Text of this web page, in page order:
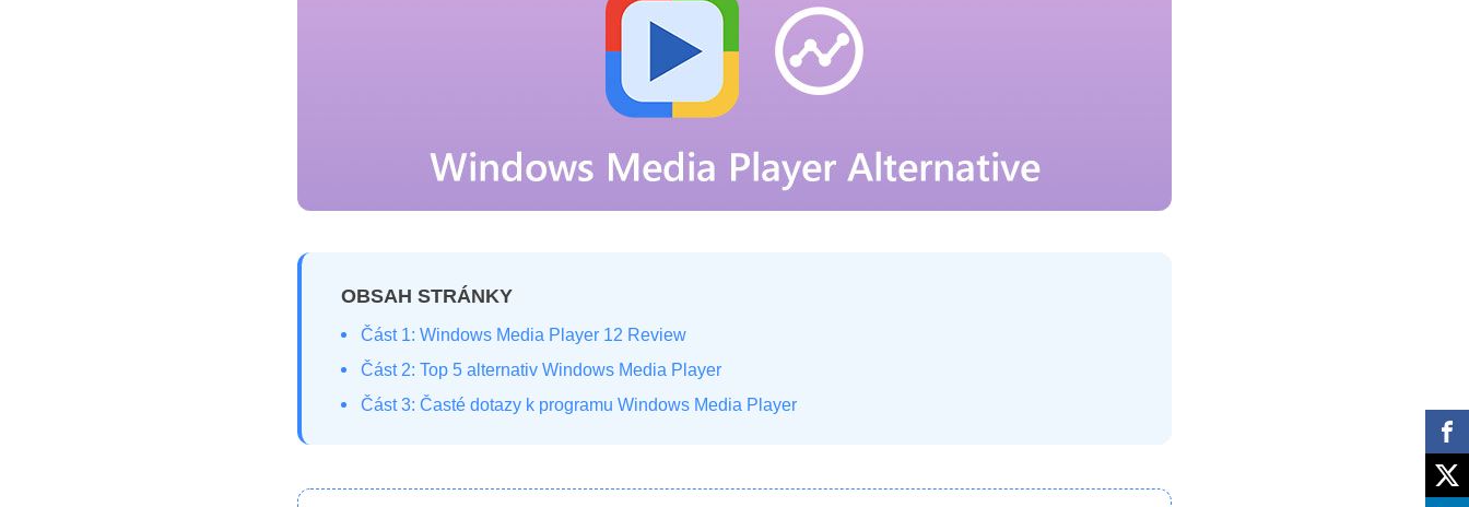
OBSAH STRÁNKY
Část 1: Windows Media Player 12 Review
Část 2: Top 5 alternativ Windows Media Player
Část 3: Časté dotazy k programu Windows Media Player